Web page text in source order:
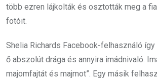
több ezren lájkolták és osztották meg a
fotóit.
Shelia Richards Facebook-felhasználó így
ő abszolút drága és annyira imádnivaló.
majomfajtát és majmot”. Egy másik